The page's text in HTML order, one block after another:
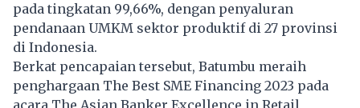
pada tingkatan 99,66%, dengan penyaluran
pendanaan UMKM sektor produktif di 27 provinsi
di Indonesia.
Berkat pencapaian tersebut, Batumbu meraih
penghargaan The Best SME Financing 2023 pada